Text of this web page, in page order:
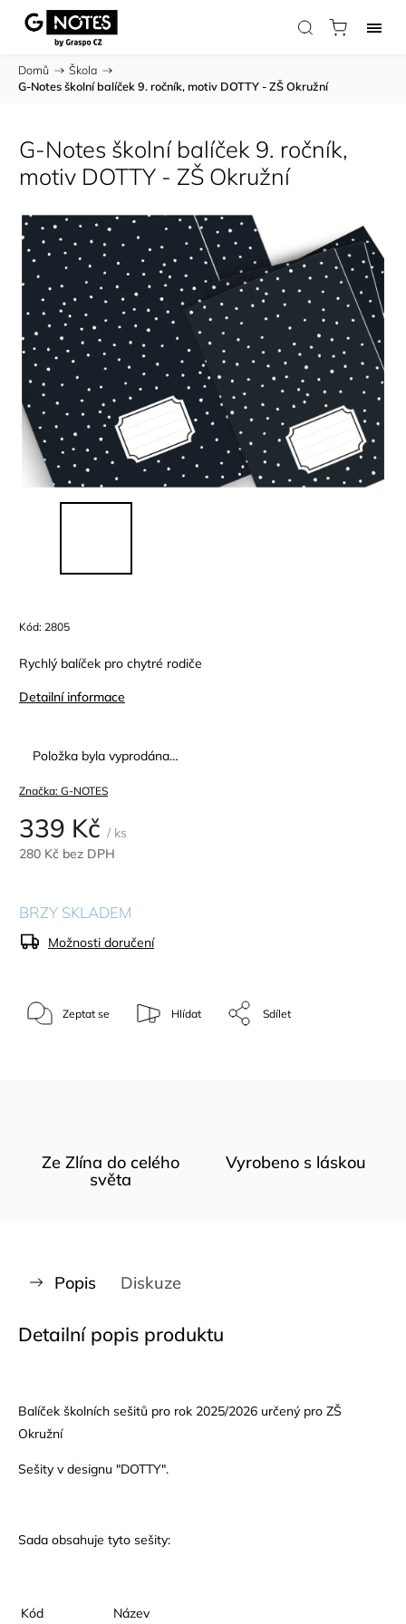
Domů / Škola /
G-Notes školní balíček 9. ročník, motiv DOTTY - ZŠ Okružní
G-Notes školní balíček 9. ročník,
motiv DOTTY - ZŠ Okružní
Kód: 2805
Rychlý balíček pro chytré rodiče
Detailní informace
Položka byla vyprodána…
Značka: G-NOTES
339 Kč / ks
280 Kč bez DPH
BRZY SKLADEM
Možnosti doručení
Zeptat se Hlídat Sdílet
Ze Zlína do celého
světa
Vyrobeno s láskou
Popis Diskuze
Detailní popis produktu
Balíček školních sešitů pro rok 2025/2026 určený pro ZŠ
Okružní
Sešity v designu "DOTTY".
Sada obsahuje tyto sešity:
Kód Název